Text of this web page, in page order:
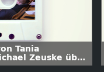
Tania
Zeuske über
im 21.